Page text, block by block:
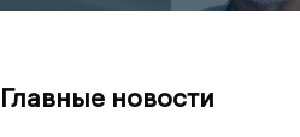
Главные новости